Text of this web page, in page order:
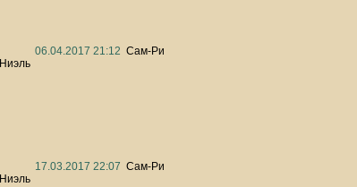
06.04.2017 21:12 Сам-Ри
Ниэль
17.03.2017 22:07 Сам-Ри
Ниэль